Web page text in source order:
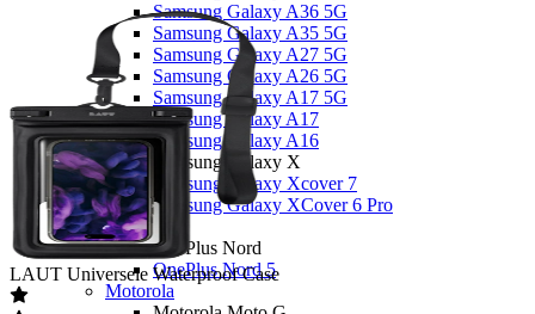
Samsung Galaxy A36 5G
Samsung Galaxy A35 5G
Samsung Galaxy A27 5G
Samsung Galaxy A26 5G
Samsung Galaxy A17 5G
Samsung Galaxy A17
Samsung Galaxy A16
Samsung Galaxy X
Samsung Galaxy Xcover 7
Samsung Galaxy XCover 6 Pro
OnePlus
OnePlus Nord
OnePlus Nord 5
Motorola
LAUT Universele Waterproof Case